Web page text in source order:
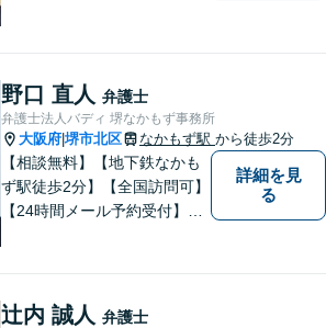
野口 直人 弁護士
弁護士法人バディ 堺なかもず事務所
大阪府 堺市北区 なかもず駅 から徒歩2分
【相談無料】【地下鉄なかも
ず駅徒歩2分】【全国訪問可】
【24時間メール予約受付】
ます。
詳細を見
る
辻内 誠人 弁護士